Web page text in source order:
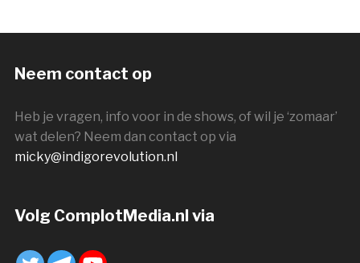
Neem contact op
Heb je vragen, info voor in de shows, of wil je ‘zomaar’
wat delen? Neem dan contact op via
micky@indigorevolution.nl
Volg ComplotMedia.nl via